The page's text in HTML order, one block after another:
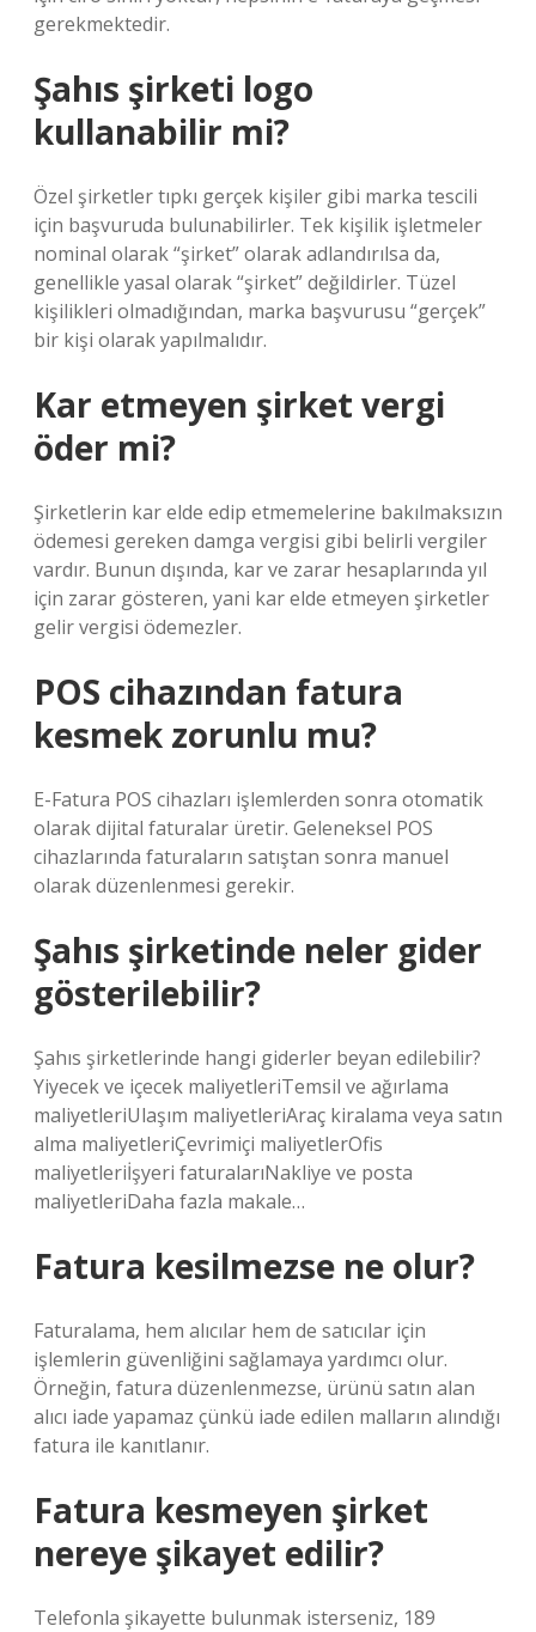
gerekmektedir.
Şahıs şirketi logo
kullanabilir mi?
Özel şirketler tıpkı gerçek kişiler gibi marka tescili
için başvuruda bulunabilirler. Tek kişilik işletmeler
nominal olarak “şirket” olarak adlandırılsa da,
genellikle yasal olarak “şirket” değildirler. Tüzel
kişilikleri olmadığından, marka başvurusu “gerçek”
bir kişi olarak yapılmalıdır.
Kar etmeyen şirket vergi
öder mi?
Şirketlerin kar elde edip etmemelerine bakılmaksızın
ödemesi gereken damga vergisi gibi belirli vergiler
vardır. Bunun dışında, kar ve zarar hesaplarında yıl
için zarar gösteren, yani kar elde etmeyen şirketler
gelir vergisi ödemezler.
POS cihazından fatura
kesmek zorunlu mu?
E-Fatura POS cihazları işlemlerden sonra otomatik
olarak dijital faturalar üretir. Geleneksel POS
cihazlarında faturaların satıştan sonra manuel
olarak düzenlenmesi gerekir.
Şahıs şirketinde neler gider
gösterilebilir?
Şahıs şirketlerinde hangi giderler beyan edilebilir?
Yiyecek ve içecek maliyetleriTemsil ve ağırlama
maliyetleriUlaşım maliyetleriAraç kiralama veya satın
alma maliyetleriÇevrimiçi maliyetlerOfis
maliyetleriİşyeri faturalarıNakliye ve posta
maliyetleriDaha fazla makale…
Fatura kesilmezse ne olur?
Faturalama, hem alıcılar hem de satıcılar için
işlemlerin güvenliğini sağlamaya yardımcı olur.
Örneğin, fatura düzenlenmezse, ürünü satın alan
alıcı iade yapamaz çünkü iade edilen malların alındığı
fatura ile kanıtlanır.
Fatura kesmeyen şirket
nereye şikayet edilir?
Telefonla şikayette bulunmak isterseniz, 189